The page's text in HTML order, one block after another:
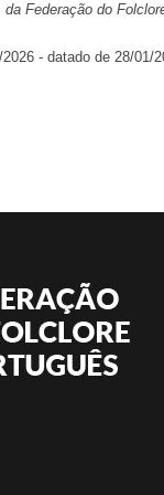
Federação do
- datado de 28/01/